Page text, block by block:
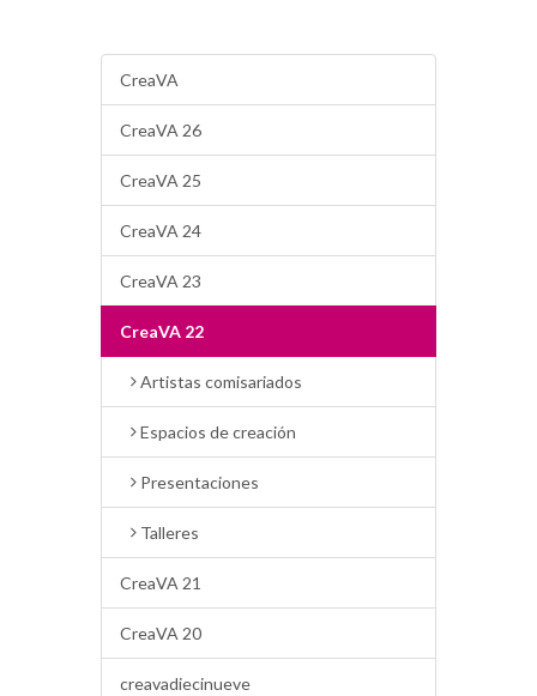
CreaVA
CreaVA 26
CreaVA 25
CreaVA 24
CreaVA 23
CreaVA 22
Artistas comisariados
Espacios de creación
Presentaciones
Talleres
CreaVA 21
CreaVA 20
creavadiecinueve